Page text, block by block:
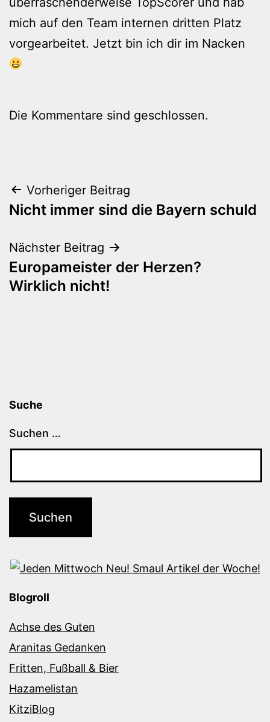
mich auf den Team internen dritten Platz
vorgearbeitet. Jetzt bin ich dir im Nacken
Die Kommentare sind geschlossen.
Beitragsnavigation
Vorheriger Beitrag
Nicht immer sind die Bayern schuld
Nächster Beitrag
Europameister der Herzen?
Wirklich nicht!
Suche
Suchen …
Blogroll
Achse des Guten
Aranitas Gedanken
Fritten, Fußball & Bier
Hazamelistan
KitziBlog